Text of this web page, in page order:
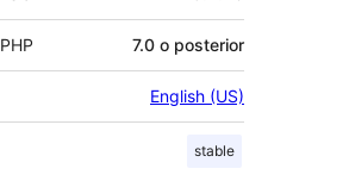
7.0 o posterior
English (US)
stable